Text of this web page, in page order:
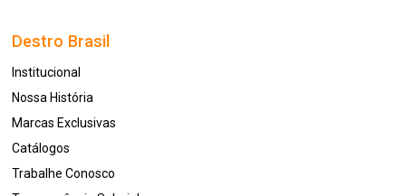
Destro Brasil
Institucional
Nossa História
Marcas Exclusivas
Catálogos
Trabalhe Conosco